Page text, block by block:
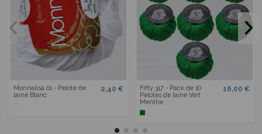
Monnalisa 01 - Pelote de
laine Blanc
2,40 €
Fifty 317 - Pack de 10
Pelotes de laine Vert
Menthe
16,00 €